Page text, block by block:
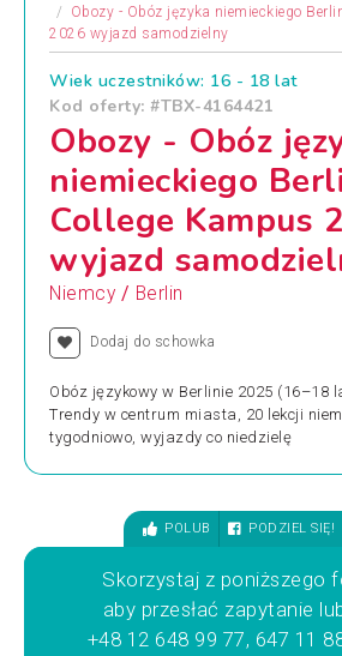
Obozy - Obóz języka niemieckiego
2026 wyjazd samodzielny
Wiek uczestników: 16 - 18 lat
Kod oferty: #TBX-4164421
Obozy - Obóz
niemieckiego
College Kampus
wyjazd
Niemcy / Berlin
Dodaj do schowka
Obóz językowy w Berlinie 2025 (16–18
Trendy w centrum miasta, 20 lekcji
tygodniowo, wyjazdy co niedzielę
POLUB PODZIEL SIĘ!
Skorzystaj z poniższego
aby przesłać zapytanie
+48 12 648 99 77, 647 11